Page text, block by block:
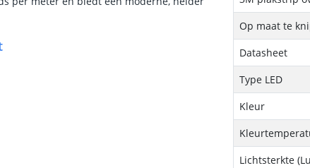
Op maat te
Datasheet
Type LED
Kleur
Lichtsterkte